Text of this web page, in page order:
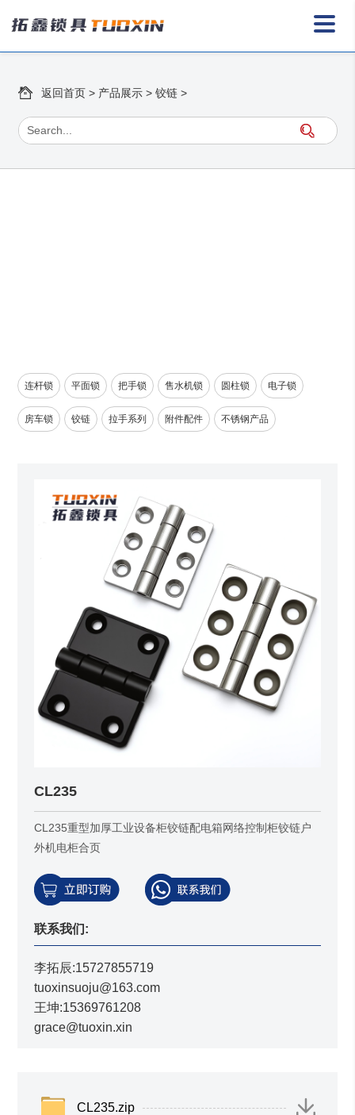
返回首页 > 产品展示 >铰链 >
连杆锁 平面锁 把手锁 售水机锁 圆柱锁 电子锁
房车锁 铰链 拉手系列 附件配件 不锈钢产品
CL235
CL235重型加厚工业设备柜铰链配电箱网络控制柜铰链户
外机电柜合页
联系我们:
李拓辰:15727855719
tuoxinsuoju@163.com
王坤:15369761208
grace@tuoxin.xin
CL235.zip